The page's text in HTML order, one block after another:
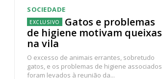
SOCIEDADE
Gatos e problemas
de higiene motivam queixas
na vila
O excesso de animais errantes, sobretudo
gatos, e os problemas de higiene associados
foram levados à reunião da...